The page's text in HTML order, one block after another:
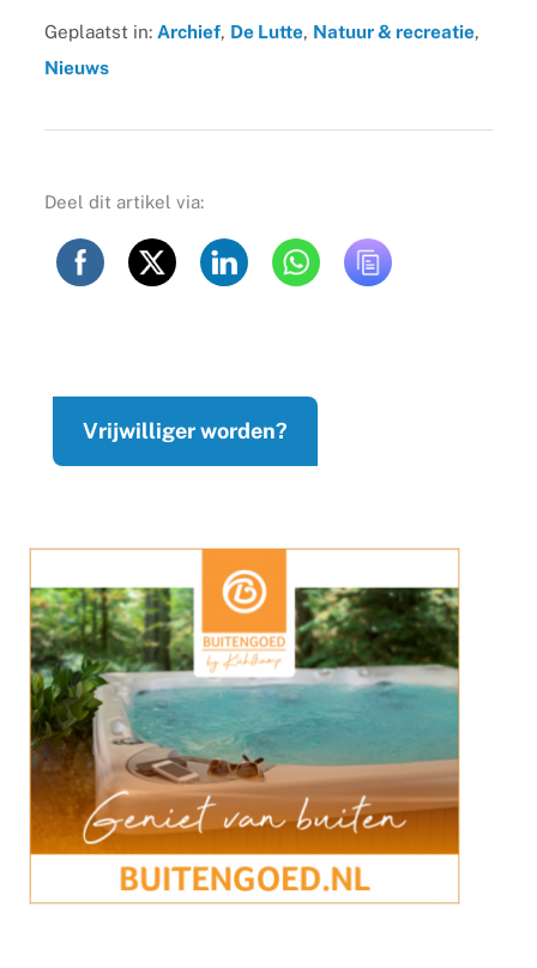
Geplaatst in: Archief, De Lutte, Natuur & recreatie,
Nieuws
Deel dit artikel via:
Vrijwilliger worden?